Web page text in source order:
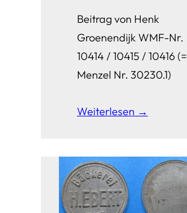
Beitrag von Henk
Groenendijk WMF-Nr.
10414 / 10415 / 10416 (=
Menzel Nr. 30230.1)
Weiterlesen →